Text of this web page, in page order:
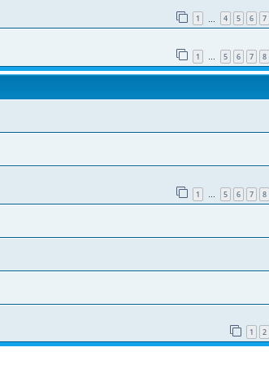
1 4 5 6 7
1 … 5 6 7 8
1 … 5 6 7 8
1 2